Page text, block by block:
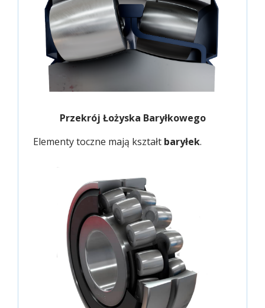
Przekrój Łożyska Baryłkowego
Elementy toczne mają kształt baryłek.